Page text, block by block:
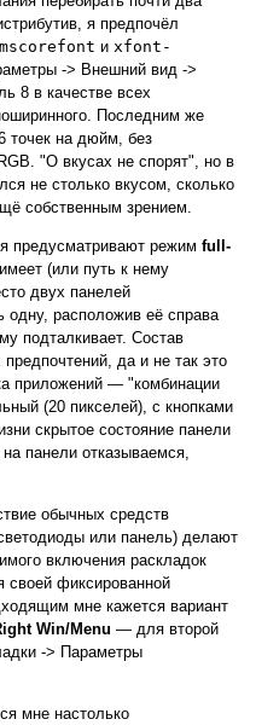
я предпочёл
и xfont-
-> Внешний вид ->
8 в качестве всех
Последним же
точек на дюйм, без
"О вкусах не спорят", но в
не столько вкусом, сколько
собственным зрением.
предусматривают режим full-
(или путь к нему
двух панелей
одну, расположив её справа
подталкивает. Состав
да и не так это
приложений — "комбинации
(20 пикселей), с кнопками
скрытое состояние панели
панели отказываемся,
обычных средств
или панель) делают
включения раскладок
своей фиксированной
мне кажется вариант
Win/Menu — для второй
-> Параметры
мне настолько